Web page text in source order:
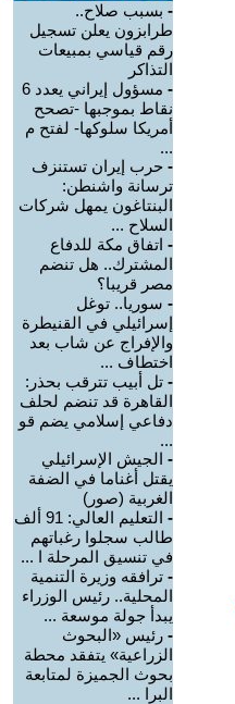
- بسبب صلاح..
طرابزون يعلن تسجيل
رقم قياسي بمبيعات
التذاكر
-
مسؤول إيراني يعدد 6
نقاط بموجبها -تصحح
أمريكا سلوكها- لفتح م
...
- حرب إيران تستنزف
ترسانة واشنطن:
البنتاغون يمهل شركات
السلاح ...
- اتفاق مكة للدفاع
المشترك.. هل تنضم
مصر قريبا؟
- سوريا.. توغل
إسرائيلي في القنيطرة
والإفراج عن شاب بعد
اختطاف ...
- تل أبيب تترقب بحذر:
القاهرة قد تنضم لحلف
دفاعي إسلامي يضم قو
...
- الجيش الإسرائيلي
يقتل أغناما في الضفة
الغربية (صور)
-
التعليم العالي: 91 ألف
طالب سجلوا رغباتهم
في تنسيق المرحلة ا ...
- ترافقه وزيرة التنمية
المحلية.. رئيس الوزراء
يبدأ جولة موسعة ...
- رئيس «البحوث
الزراعية» يتفقد محطة
بحوث الجميزة لمتابعة
البرا ...